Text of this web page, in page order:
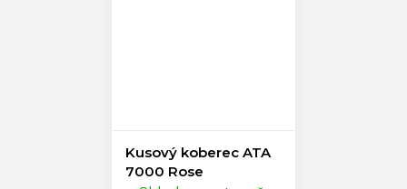
Kusový koberec ATA
7000 Rose